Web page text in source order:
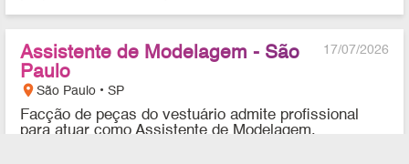
17/07/2026
Assistente de Modelagem - São
Paulo
location_onSão Paulo • SP
Facção de peças do vestuário admite profissional
para atuar como Assistente de Modelagem.